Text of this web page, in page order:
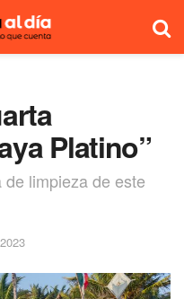
Platino”
limpieza de este